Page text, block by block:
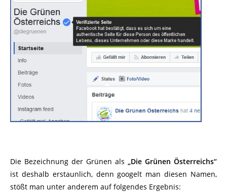
Die Bezeichnung der Grünen als „Die Grünen Österreichs“
ist deshalb erstaunlich, denn googelt man diesen Namen,
stößt man unter anderem auf folgendes Ergebnis: